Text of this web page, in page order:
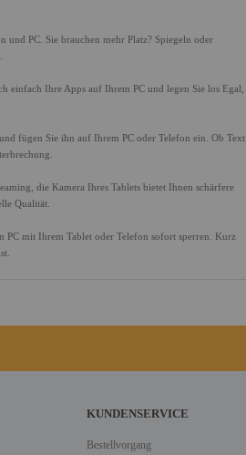
und PC. Sie brauchen mehr Platz? Spiegeln oder
einfach Ihre Apps auf Ihrem PC und legen Sie los Egal,
fügen Sie ihn auf Ihrem PC oder Telefon ein. Ob Text,
die Kamera Ihres Tablets bietet Ihnen schärfere
Qualität.
PC mit Ihrem Tablet oder Telefon sofort sperren. Kurz
KUNDENSERVICE
Bestellvorgang